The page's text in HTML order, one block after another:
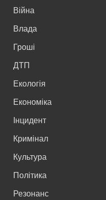
Війна
Влада
Гроші
ДТП
Екологія
Економіка
Інцидент
Кримінал
Культура
Політика
Резонанс